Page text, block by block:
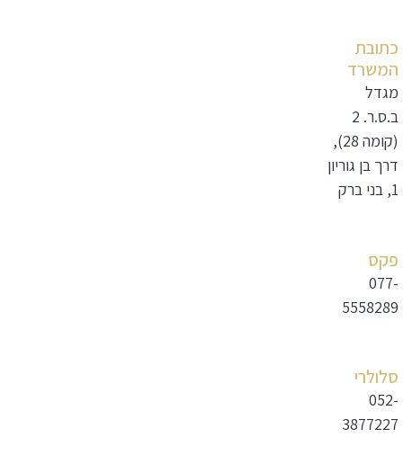
כתובת
המשרד
מגדל
ב.ס.ר. 2
(קומה 28),
דרך בן גוריון
1, בני ברק
פקס
077-
5558289
סלולרי
052-
3877227